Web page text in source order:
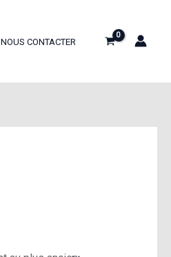
NOUS CONTACTER